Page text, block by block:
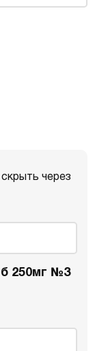
через
250мг №3